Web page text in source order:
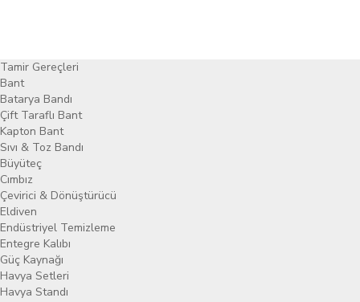
Tamir Gereçleri
Bant
Batarya Bandı
Çift Taraflı Bant
Kapton Bant
Sıvı & Toz Bandı
Büyüteç
Cımbız
Çevirici & Dönüştürücü
Eldiven
Endüstriyel Temizleme
Entegre Kalıbı
Güç Kaynağı
Havya Setleri
Havya Standı